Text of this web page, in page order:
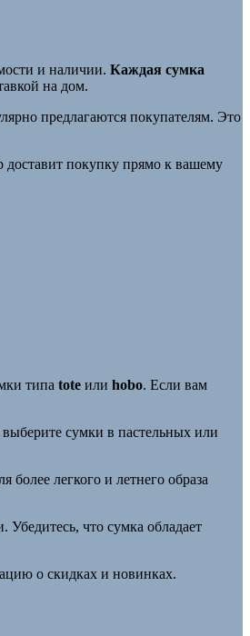
и наличии. Каждая сумка
на дом.
предлагаются покупателям. Это
покупку прямо к вашему
типа tote или hobo. Если вам
сумки в пастельных или
легкого и летнего образа
что сумка обладает
о скидках и новинках.